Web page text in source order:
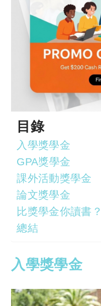
目錄
入學獎學金
GPA獎學金
課外活動獎學金
論文獎學金
比獎學金你讀書？
總結
入學獎學金